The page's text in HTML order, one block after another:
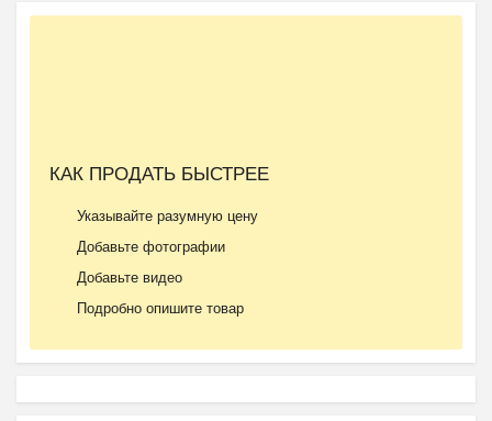
КАК ПРОДАТЬ БЫСТРЕЕ
Указывайте разумную цену
Добавьте фотографии
Добавьте видео
Подробно опишите товар